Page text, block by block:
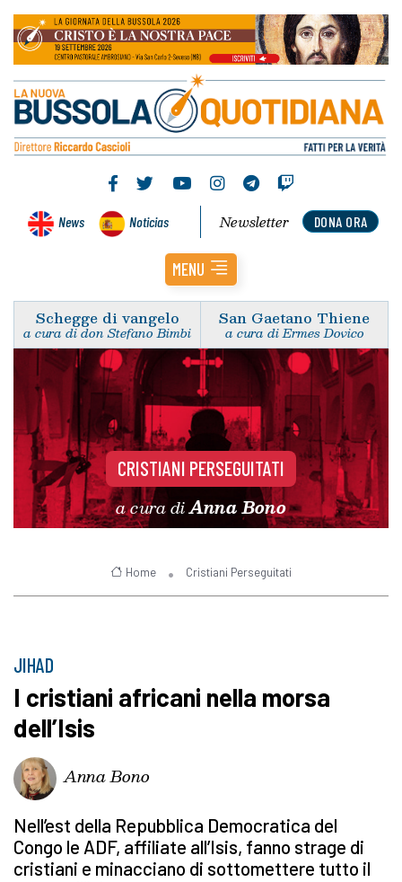
News Noticias DONA ORA
Newsletter
MENU
Schegge di vangelo
a cura di don Stefano Bimbi
San Gaetano Thiene
a cura di Ermes Dovico
CRISTIANI PERSEGUITATI
a cura diAnna Bono
Home Cristiani Perseguitati
JIHAD
I cristiani africani nella morsa
dell’Isis
Anna Bono
Nell’est della Repubblica Democratica del
Congo le ADF, affiliate all’Isis, fanno strage di
cristiani e minacciano di sottomettere tutto il